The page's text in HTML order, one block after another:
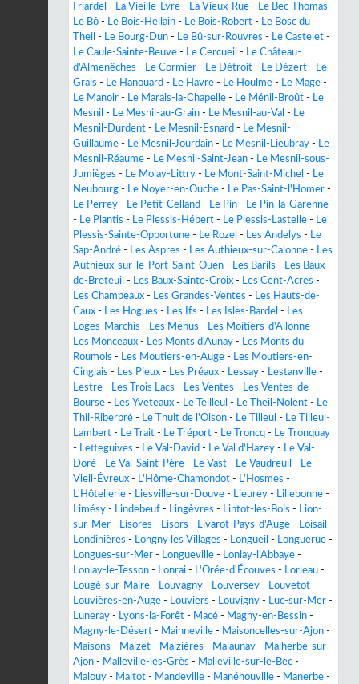
Friardel - La Vieille-Lyre - La Vieux-Rue - Le Bec-Thomas -
Le Bô - Le Bois-Hellain - Le Bois-Robert - Le Bosc du
Theil - Le Bourg-Dun - Le Bû-sur-Rouvres - Le Castelet -
Le Caule-Sainte-Beuve - Le Cercueil - Le Château-
d'Almenêches - Le Cormier - Le Détroit - Le Dézert - Le
Grais - Le Hanouard - Le Havre - Le Houlme - Le Mage -
Le Manoir - Le Marais-la-Chapelle - Le Ménil-Broût - Le
Mesnil - Le Mesnil-au-Grain - Le Mesnil-au-Val - Le
Mesnil-Durdent - Le Mesnil-Esnard - Le Mesnil-
Guillaume - Le Mesnil-Jourdain - Le Mesnil-Lieubray - Le
Mesnil-Réaume - Le Mesnil-Saint-Jean - Le Mesnil-sous-
Jumièges - Le Molay-Littry - Le Mont-Saint-Michel - Le
Neubourg - Le Noyer-en-Ouche - Le Pas-Saint-l'Homer -
Le Perrey - Le Petit-Celland - Le Pin - Le Pin-la-Garenne
- Le Plantis - Le Plessis-Hébert - Le Plessis-Lastelle - Le
Plessis-Sainte-Opportune - Le Rozel - Les Andelys - Le
Sap-André - Les Aspres - Les Authieux-sur-Calonne - Les
Authieux-sur-le-Port-Saint-Ouen - Les Barils - Les Baux-
de-Breteuil - Les Baux-Sainte-Croix - Les Cent-Acres -
Les Champeaux - Les Grandes-Ventes - Les Hauts-de-
Caux - Les Hogues - Les Ifs - Les Isles-Bardel - Les
Loges-Marchis - Les Menus - Les Moitiers-d'Allonne -
Les Monceaux - Les Monts d'Aunay - Les Monts du
Roumois - Les Moutiers-en-Auge - Les Moutiers-en-
Cinglais - Les Pieux - Les Préaux - Lessay - Lestanville -
Lestre - Les Trois Lacs - Les Ventes - Les Ventes-de-
Bourse - Les Yveteaux - Le Teilleul - Le Theil-Nolent - Le
Thil-Riberpré - Le Thuit de l'Oison - Le Tilleul - Le Tilleul-
Lambert - Le Trait - Le Tréport - Le Troncq - Le Tronquay
- Letteguives - Le Val-David - Le Val d'Hazey - Le Val-
Doré - Le Val-Saint-Père - Le Vast - Le Vaudreuil - Le
Vieil-Évreux - L'Hôme-Chamondot - L'Hosmes -
L'Hôtellerie - Liesville-sur-Douve - Lieurey - Lillebonne -
Limésy - Lindebeuf - Lingèvres - Lintot-les-Bois - Lion-
sur-Mer - Lisores - Lisors - Livarot-Pays-d'Auge - Loisail -
Londinières - Longny les Villages - Longueil - Longuerue -
Longues-sur-Mer - Longueville - Lonlay-l'Abbaye -
Lonlay-le-Tesson - Lonrai - L'Orée-d'Écouves - Lorleau -
Lougé-sur-Maire - Louvagny - Louversey - Louvetot -
Louvières-en-Auge - Louviers - Louvigny - Luc-sur-Mer -
Luneray - Lyons-la-Forêt - Macé - Magny-en-Bessin -
Magny-le-Désert - Mainneville - Maisoncelles-sur-Ajon -
Maisons - Maizet - Maizières - Malaunay - Malherbe-sur-
Ajon - Malleville-les-Grès - Malleville-sur-le-Bec -
Malouy - Maltot - Mandeville - Manéhouville - Manerbe -